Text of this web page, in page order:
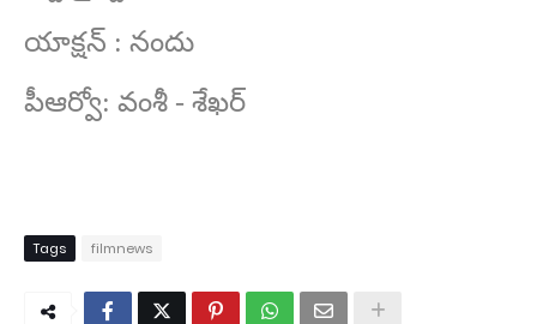
యాక్షన్ : నందు
పీఆర్వో: వంశీ - శేఖర్
Tags filmnews